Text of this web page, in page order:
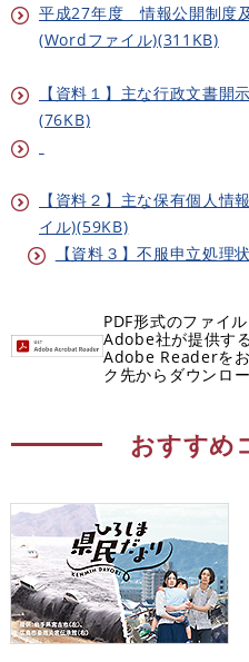
平成27年度 情報公開制度
(Wordファイル)(311KB)
【資料１】主な行政文書開
(76KB)
【資料２】主な保有個人情
イル)(59KB)
【資料３】不服申立処理
PDF形式のファイ
Adobe社が提供す
Adobe Readerを
ク先からダウンロ
おすすめ